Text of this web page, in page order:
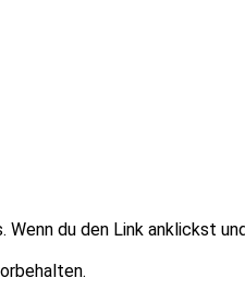
Wenn du den Link anklickst